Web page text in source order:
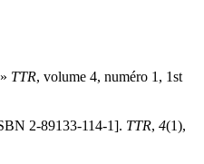
TTR, volume 4, numéro 1, 1st
2-89133-114-1]. TTR, 4(1),